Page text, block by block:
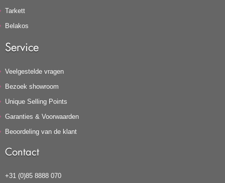
Tarkett
Belakos
Service
Veelgestelde vragen
Bezoek showroom
Unique Selling Points
Garanties & Voorwaarden
Beoordeling van de klant
Contact
+31 (0)85 8888 070